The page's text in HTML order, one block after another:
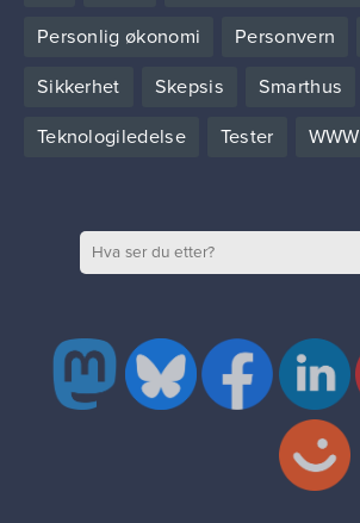
Personlig økonomi Personvern
Sikkerhet Skepsis Smarthus
Teknologiledelse Tester WWW